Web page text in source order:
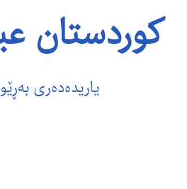
کوردستان
یاریدەدەری